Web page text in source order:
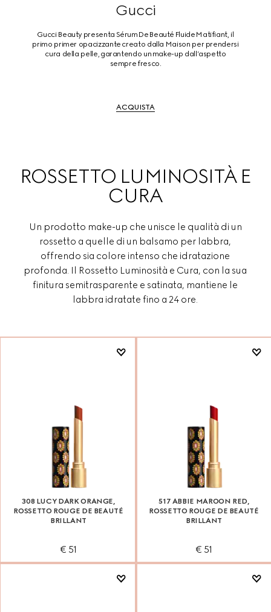
Gucci
Gucci Beauty presenta Sérum De Beauté Fluide Matifiant, il
primo primer opacizzante creato dalla Maison per prendersi
cura della pelle, garantendo un make-up dall’aspetto
sempre fresco.
ACQUISTA
ROSSETTO LUMINOSITÀ E
CURA
Un prodotto make-up che unisce le qualità di un
rossetto a quelle di un balsamo per labbra,
offrendo sia colore intenso che idratazione
profonda. Il Rossetto Luminosità e Cura, con la sua
finitura semitrasparente e satinata, mantiene le
labbra idratate fino a 24 ore.
308 LUCY DARK ORANGE,
ROSSETTO ROUGE DE BEAUTÉ
BRILLANT
€ 51
517 ABBIE MAROON RED,
ROSSETTO ROUGE DE BEAUTÉ
BRILLANT
€ 51